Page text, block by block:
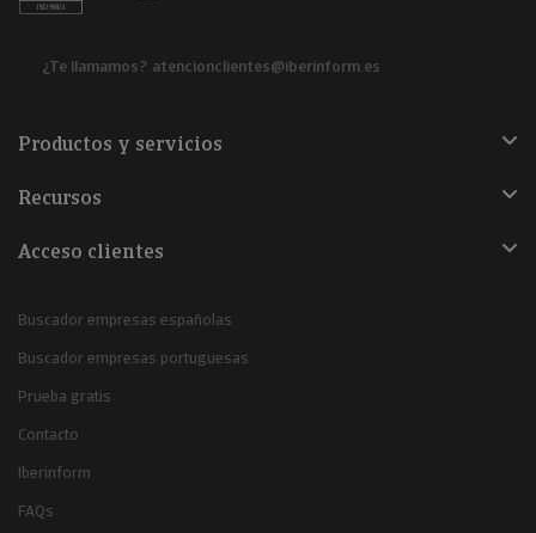
¿Te llamamos? atencionclientes@iberinform.es
Productos y servicios
Recursos
Acceso clientes
Buscador empresas españolas
Buscador empresas portuguesas
Prueba gratis
Contacto
Iberinform
FAQs